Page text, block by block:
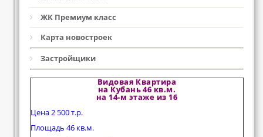
ЖК Премиум класс
Карта новостроек
Застройщики
Видовая Квартира
на Кубань 46 кв.м.
на 14-м этаже из 16
Цена 2 500 т.р.
Площадь 46 кв.м.